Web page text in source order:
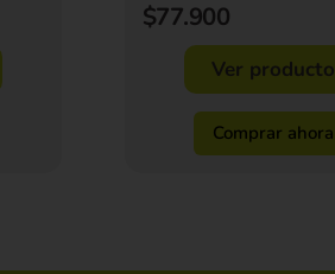
$77.900
Ver producto
Comprar ahora